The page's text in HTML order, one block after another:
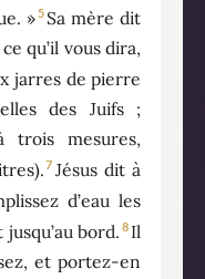
»5 Sa mère dit
qu’il vous dira,
jarres de pierre
des Juifs ;
trois mesures,
7 Jésus dit à
d’eau les
bord. 8 Il
et portez-en